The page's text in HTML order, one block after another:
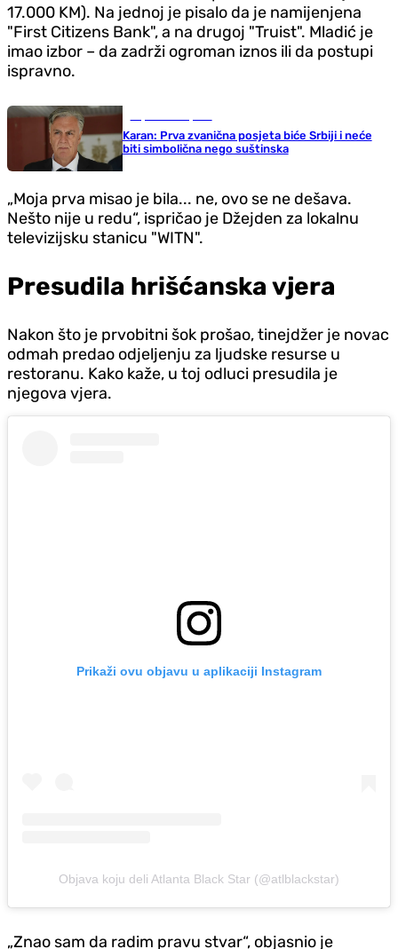
17.000 KM). Na jednoj je pisalo da je namijenjena
"First Citizens Bank", a na drugoj "Truist". Mladić je
imao izbor – da zadrži ogroman iznos ili da postupi
ispravno.
Karan: Prva zvanična posjeta biće Srbiji i neće
biti simbolična nego suštinska
„Moja prva misao je bila... ne, ovo se ne dešava.
Nešto nije u redu“, ispričao je Džejden za lokalnu
televizijsku stanicu "WITN".
Presudila hrišćanska vjera
Nakon što je prvobitni šok prošao, tinejdžer je novac
odmah predao odjeljenju za ljudske resurse u
restoranu. Kako kaže, u toj odluci presudila je
njegova vjera.
Prikaži ovu objavu u aplikaciji Instagram
Objava koju deli Atlanta Black Star (@atlblackstar)
„Znao sam da radim pravu stvar“, objasnio je